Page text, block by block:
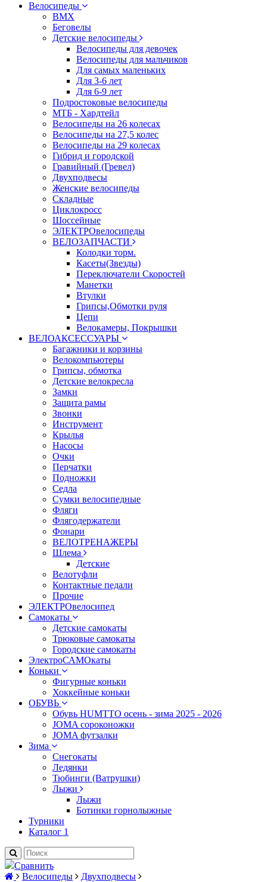
Велосипеды
BMX
Беговелы
Детские велосипеды
Велосипеды для девочек
Велосипеды для мальчиков
Для самых маленьких
Для 3-6 лет
Для 6-9 лет
Подростоковые велосипеды
МТБ - Хардтейл
Велосипеды на 26 колесах
Велосипеды на 27,5 колес
Велосипеды на 29 колесах
Гибрид и городской
Гравийный (Гревел)
Двухподвесы
Женские велосипеды
Складные
Циклокросс
Шоссейные
ЭЛЕКТРОвелосипеды
ВЕЛОЗАПЧАСТИ
Колодки торм.
Касеты(Звезды)
Переключатели Скоростей
Манетки
Втулки
Грипсы,Обмотки руля
Цепи
Велокамеры, Покрышки
ВЕЛОАКСЕССУАРЫ
Багажники и корзины
Велокомпьютеры
Грипсы, обмотка
Детские велокресла
Замки
Защита рамы
Звонки
Инструмент
Крылья
Насосы
Очки
Перчатки
Подножки
Седла
Сумки велосипедные
Фляги
Флягодержатели
Фонари
ВЕЛОТРЕНАЖЕРЫ
Шлема
Детские
Велотуфли
Контактные педали
Прочие
ЭЛЕКТРОвелосипед
Самокаты
Детские самокаты
Трюковые самокаты
Городские самокаты
ЭлектроСАМОкаты
Коньки
Фигурные коньки
Хоккейные коньки
ОБУВЬ
Обувь HUMTTO осень - зима 2025 - 2026
JOMA сороконожки
JOMA футзалки
Зима
Снегокаты
Ледянки
Тюбинги (Ватрушки)
Лыжи
Лыжи
Ботинки горнолыжные
Турники
Каталог 1
Сравнить
Велосипеды
Двухподвесы